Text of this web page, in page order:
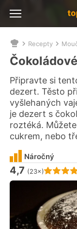
Nacházíte
se
zde:
Recepty
Připravte si
dezert. Těsto
vyšlehaných
je dezert s
roztéká.
cukrem, nebo
Hodnocení receptu je
4,7 (23×)
Náročný